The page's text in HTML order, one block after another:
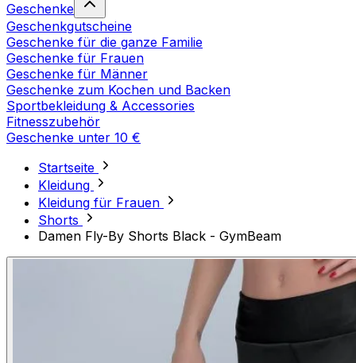
Geschenke
Geschenkgutscheine
Geschenke für die ganze Familie
Geschenke für Frauen
Geschenke für Männer
Geschenke zum Kochen und Backen
Sportbekleidung & Accessories
Fitnesszubehör
Geschenke unter 10 €
Startseite
Kleidung
Kleidung für Frauen
Shorts
Damen Fly-By Shorts Black - GymBeam